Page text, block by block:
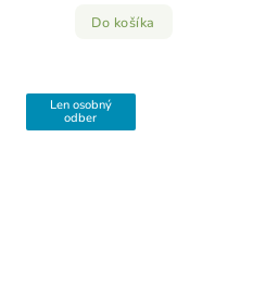
Do košíka
Len osobný
odber